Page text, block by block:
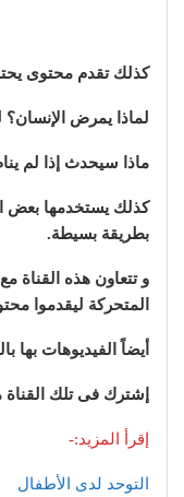
كذلك تقدم محتوى
لماذا يمرض الإنسان؟
ماذا سيحدث إذا لم
كذلك يستخدمها بعض
بطريقة بسيطة.
و تتعاون هذه القناة
المتحركة ليقدموا
أيضاً الفيديوهات بها
إشترك فى تلك القناة
إقرأ المزيد:-
التوحد لدى الأطفال